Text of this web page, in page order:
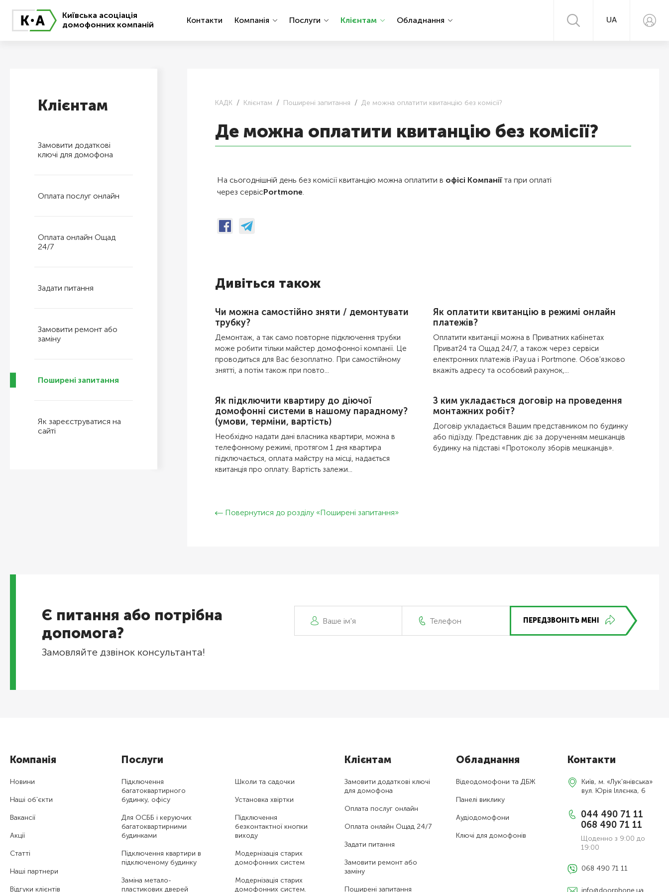
Київська асоціація
домофонних компаній
UA
Контакти Компанія Послуги Клієнтам Обладнання
Клієнтам
Замовити додаткові
ключі для домофона
Оплата послуг онлайн
Оплата онлайн Ощад
24/7
Задати питання
Замовити ремонт або
заміну
Поширені запитання
Як зареєструватися на
сайті
КАДК Клієнтам Поширені запитання Де можна оплатити квитанцію без комісії?
Де можна оплатити квитанцію без комісії?
На сьогоднішній день без комісії квитанцію можна оплатити в офісі Компанії та при оплаті
через сервісPortmone.
Дивіться також
Чи можна самостійно зняти / демонтувати
трубку?
Демонтаж, а так само повторне підключення трубки
може робити тільки майстер домофонної компанії. Це
проводиться для Вас безоплатно. При самостійному
знятті, а потім також при повто...
Як оплатити квитанцію в режимі онлайн
платежів?
Оплатити квитанції можна в Приватних кабінетах
Приват24 та Ощад 24/7, а також через сервіси
електронних платежів iPay.ua і Portmone. Обов'язково
вкажіть адресу та особовий рахунок,...
Як підключити квартиру до діючої
домофонні системи в нашому парадному?
(умови, терміни, вартість)
Необхідно надати дані власника квартири, можна в
телефонному режимі, протягом 1 дня квартира
підключається, оплата майстру на місці, надається
квитанція про оплату. Вартість залежи...
З ким укладається договір на проведення
монтажних робіт?
Договір укладається Вашим представником по будинку
або підїзду. Представник діє за дорученням мешканців
будинку на підставі «Протоколу зборів мешканців».
Повернутися до розділу «Поширені запитання»
Є питання або потрібна
допомога?
Замовляйте дзвінок консультанта!
ПЕРЕДЗВОНІТЬ МЕНІ
Компанія
Новини
Наші об'єкти
Вакансії
Акції
Статті
Наші партнери
Відгуки клієнтів
Послуги
Підключення
багатоквартирного
будинку, офісу
Для ОСББ і керуючих
багатоквартирними
будинками
Підключення квартири в
підключеному будинку
Заміна метало-
пластикових дверей
Школи та садочки
Установка хвіртки
Підключення
безконтактної кнопки
виходу
Модернізація старих
домофонних систем
Модернізація старих
домофонних систем.
Клієнтам
Замовити додаткові ключі
для домофона
Оплата послуг онлайн
Оплата онлайн Ощад 24/7
Задати питання
Замовити ремонт або
заміну
Поширені запитання
Обладнання
Відеодомофони та ДБЖ
Панелі виклику
Аудіодомофони
Ключі для домофонів
Контакти
Київ, м. «Лук'янівська»
вул. Юрія Іллєнка, 6
044 490 71 11
068 490 71 11
Щоденно з 9:00 до
19:00
068 490 71 11
info@doorphone.ua